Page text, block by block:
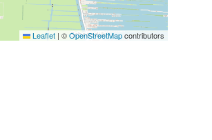
Leaflet | ©OpenStreetMapcontributors